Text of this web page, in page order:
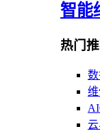
智能
热门